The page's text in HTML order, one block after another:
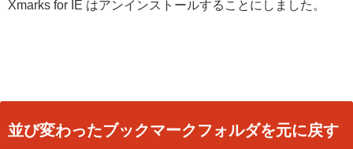
Xmarks for IE はアンインストールすることにしました。
並び変わったブックマークフォルダを元に戻す